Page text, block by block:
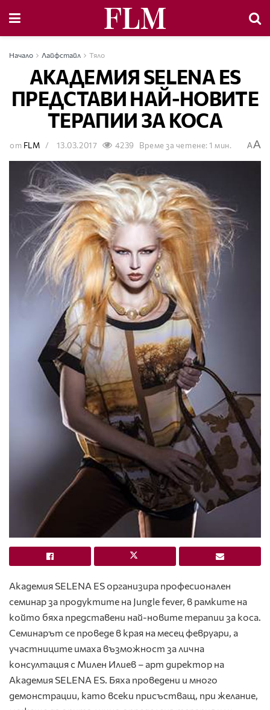
Начало Лайфстайл Тяло
АКАДЕМИЯ SELENA ES
ПРЕДСТАВИ НАЙ-НОВИТЕ
ТЕРАПИИ ЗА КОСА
от FLM 13.03.2017 4239 Време за четене: 1 мин. AA
Академия SELENA ES организира професионален
семинар за продуктите на Jungle fever, в рамките на
който бяха представени най-новите терапии за коса.
Семинарът се проведе в края на месец февруари, а
участниците имаха възможност за лична
консултация с Милен Илиев – арт директор на
Академия SELENA ES. Бяха проведени и много
демонстрации, като всеки присъстващ, при желание,